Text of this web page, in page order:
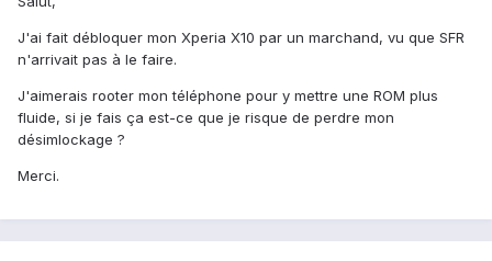
J'ai fait débloquer mon Xperia X10 par un marchand, vu que SFR
n'arrivait pas à le faire.
J'aimerais rooter mon téléphone pour y mettre une ROM plus
fluide, si je fais ça est-ce que je risque de perdre mon
désimlockage ?
Merci.